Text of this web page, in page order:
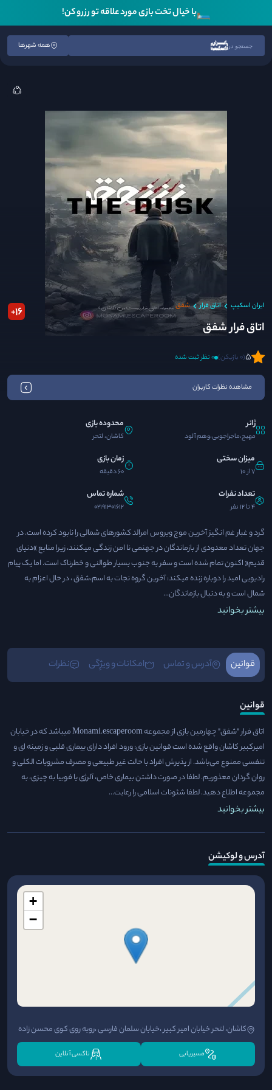
🛏️با خیال تخت بازی مورد علاقه تو رزرو کن!
جستجو در همه شهرها
ایران اسکیپ اتاق فرار شفق
اتاق فرار شفق
16
+
5(0 بازیکن) 0 نظر ثبت شده
مشاهده نظرات کاربران
ژانر
مهیج،ماجراجویی،وهم آلود
محدوده بازی
کاشان، لتحر
میزان سختی
7 از 10
زمان بازی
60 دقیقه
تعداد نفرات
4 تا 12 نفر
شماره تماس
02191301612
گرد و غبار غم انگیز آخرین موج ویروس امرالد کشورهای شمالی را نابود کرده است. در
جهان تعداد معدودی از بازماندگان در جهنمی نا امن زندگی میکنند، زیرا منابع »دنیای
قدیم« اکنون تمام شده است و سفر به جنوب بسیار طوالنی و خطرناک است. اما یک پیام
رادیویی امید را دوباره زنده میکند: آخرین گروه نجات به اسم،شفق ، در حال اعزام به
شمال است و به دنبال بازماندگان...
بیشتر بخوانید
قوانین آدرس و تماس امکانات و ویژِگی نظرات
قوانین
اتاق فرار "شفق"​ چهارمین بازی از مجموعه​ Monami.escaperoom میباشد که در خیابان
امیرکبیر کاشان​ واقع شده است​ قوانین بازی: ورود افراد دارای بیماری قلبی و زمینه ای و
تنفسی ممنوع می‌باشد. از پذیرش افراد با حالت غیر طبیعی و مصرف مشروبات الکلی و
روان گردان معذوریم. لطفا در صورت داشتن بیماری خاص، آلرژی یا فوبیا به چیزی، به
مجموعه​ اطلاع دهید. لطفا شئونات اسلامی را رعایت...
بیشتر بخوانید
آدرس و لوکیشن
+
−
کاشان، لتحر خیابان امیر کبیر ،خیابان سلمان فارسی ،روبه روی کوی محسن زاده
مسیریابی تاکسی آنلاین